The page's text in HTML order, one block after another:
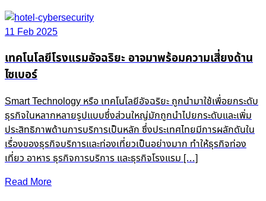
11 Feb 2025
เทคโนโลยีโรงแรมอัจฉริยะ อาจมาพร้อมความเสี่ยงด้าน
ไซเบอร์
Smart Technology หรือ เทคโนโลยีอัจฉริยะ ถูกนำมาใช้เพื่อยกระดับ
ธุรกิจในหลากหลายรูปแบบซึ่งส่วนใหญ่มักถูกนำไปยกระดับและเพิ่ม
ประสิทธิภาพด้านการบริการเป็นหลัก ซึ่งประเทศไทยมีการผลักดันใน
เรื่องของธุรกิจบริการและท่องเที่ยวเป็นอย่างมาก ทำให้ธุรกิจท่อง
เที่ยว อาหาร ธุรกิจการบริการ และธุรกิจโรงแรม […]
Read More